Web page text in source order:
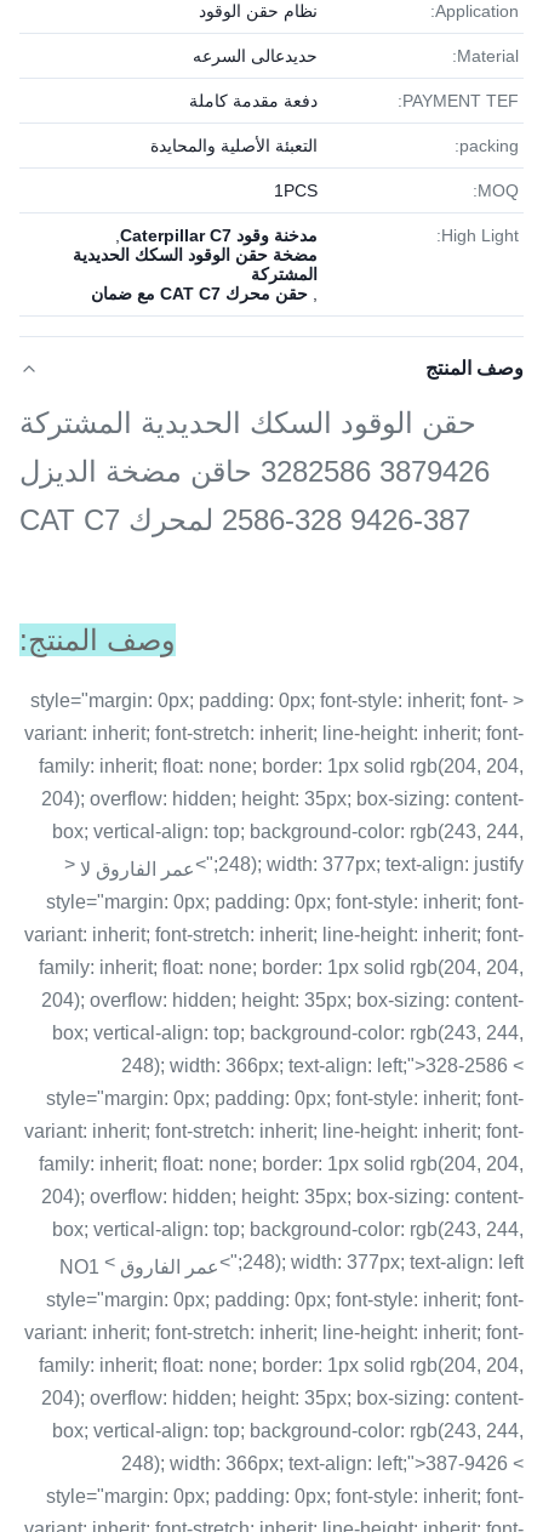
Application: نظام حقن الوقود
Material: حديدعالى السرعه
PAYMENT TEF: دفعة مقدمة كاملة
packing: التعبئة الأصلية والمحايدة
MOQ:
1PСS
High Light: مدخنة وقود Caterpillar C7
مضخة حقن الوقود السكك الحديدية
المشتركة
حقن محرك CAT C7 مع ضمان
وصف المنتج
حقن الوقود السكك الحديدية المشتركة
3879426 3282586 حاقن مضخة الديزل
387-9426 328-2586 لمحرك CAT C7
وصف المنتج:
< style="margin: 0px; padding: 0px; font-style: inherit; font-
variant: inherit; font-stretch: inherit; line-height: inherit; font-
family: inherit; float: none; border: 1px solid rgb(204, 204,
204); overflow: hidden; height: 35px; box-sizing: content-
box; vertical-align: top; background-color: rgb(243, 244,
248); width: 377px; text-align: justify;">
عمر الفاروق لا <
style="margin: 0px; padding: 0px; font-style: inherit; font-
variant: inherit; font-stretch: inherit; line-height: inherit; font-
family: inherit; float: none; border: 1px solid rgb(204, 204,
204); overflow: hidden; height: 35px; box-sizing: content-
box; vertical-align: top; background-color: rgb(243, 244,
248); width: 366px; text-align: left;">328-2586 <
style="margin: 0px; padding: 0px; font-style: inherit; font-
variant: inherit; font-stretch: inherit; line-height: inherit; font-
family: inherit; float: none; border: 1px solid rgb(204, 204,
204); overflow: hidden; height: 35px; box-sizing: content-
box; vertical-align: top; background-color: rgb(243, 244,
248); width: 377px; text-align: left;">
عمر الفاروق NO1 <
style="margin: 0px; padding: 0px; font-style: inherit; font-
variant: inherit; font-stretch: inherit; line-height: inherit; font-
family: inherit; float: none; border: 1px solid rgb(204, 204,
204); overflow: hidden; height: 35px; box-sizing: content-
box; vertical-align: top; background-color: rgb(243, 244,
248); width: 366px; text-align: left;">387-9426 <
style="margin: 0px; padding: 0px; font-style: inherit; font-